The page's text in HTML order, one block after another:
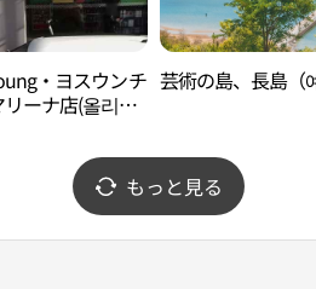
・ヨスウンチ
ーナ店(올리브
芸術の島、長島（
もっと見る